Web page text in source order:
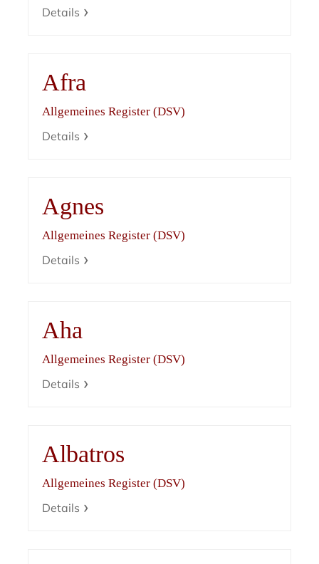
Details
Afra
Allgemeines Register (DSV)
Details
Agnes
Allgemeines Register (DSV)
Details
Aha
Allgemeines Register (DSV)
Details
Albatros
Allgemeines Register (DSV)
Details